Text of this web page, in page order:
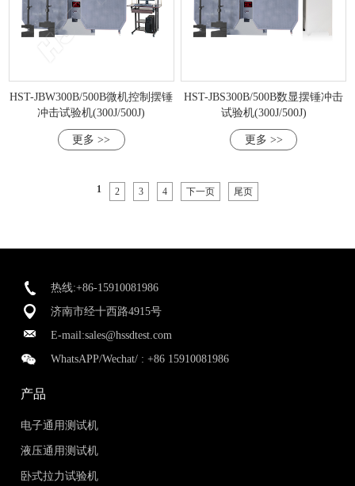
HST-JBW300B/500B微机控制摆锤
冲击试验机(300J/500J)
更多 >>
HST-JBS300B/500B数显摆锤冲击
试验机(300J/500J)
更多 >>
1 2 3 4 下一页 尾页
热线:+86-15910081986
济南市经十西路4915号
E-mail:sales@hssdtest.com
WhatsAPP/Wechat/ :+86 15910081986
产品
电子通用测试机
液压通用测试机
卧式拉力试验机